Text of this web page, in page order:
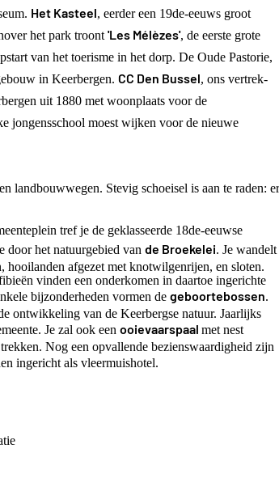
Het Kasteel, eerder een 19de-eeuws groot
het park troont'Les Mélèzes', de eerste grote
van het toerisme in het dorp. De Oude Pastorie,
in Keerbergen. CC Den Bussel, ons vertrek-
uit 1880 met woonplaats voor de
jongensschool moest wijken voor de nieuwe
landbouwwegen. Stevig schoeisel is aan te raden: er
tref je de geklasseerde 18de-eeuwse
door het natuurgebied van de Broekelei. Je wandelt
hooilanden afgezet met knotwilgenrijen, en sloten.
vinden een onderkomen in daartoe ingerichte
bijzonderheden vormen de geboortebossen.
ontwikkeling van de Keerbergse natuur. Jaarlijks
Je zal ook een ooievaarspaal met nest
Nog een opvallende bezienswaardigheid zijn
ingericht als vleermuishotel.